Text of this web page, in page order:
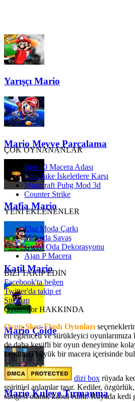
Yarışçı Mario
Mario Meyve Parçalama
Mafia Mario
Katil Mario
Mario Çölde
Mario Kuleye Tırmanma
ÇOK OYNANANLAR
Ben 10 Macera Adası
Finn Jake İskeletlere Karşı
Minecraft Pubg Mod 3d
Counter Strike
YENİ EKLENENLER
Elsa Moda Çarkı
Metroda Savaş
Gwen Oda Dekorasyonu
Ajan P Macera
BİZİ TAKİP EDİN
Facebook'ta beğen
Twitter'da takip et
Sitemap
OyunSkor HAKKINDA
Oyun Skor Flash Oyunları
en eğlenceli ve sürükleyici
de daha keyifli bir oyun deneyimine
kendinizi büyük bir macera içerisinde
dizi box rüyada
spiritüel anlamlar taşır. Kediler, özgürlük,
simgesi olarak kabul edilir. Rüyada kedi